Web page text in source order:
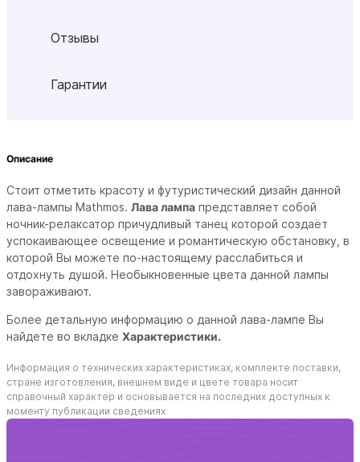
Отзывы
Гарантии
Описание
Стоит отметить красоту и футуристический дизайн данной
лава-лампы Mathmos. Лава лампа представляет собой
ночник-релаксатор причудливый танец которой cоздаёт
успокаивающее освещение и романтическую обстановку, в
которой Вы можете по-настоящему расслабиться и
отдохнуть душой. Необыкновенные цвета данной лампы
завораживают.
Более детальную информацию о данной лава-лампе Вы
найдете во вкладке Характеристики.
Информация о технических характеристиках, комплекте поставки,
стране изготовления, внешнем виде и цвете товара носит
справочный характер и основывается на последних доступных к
моменту публикации сведениях